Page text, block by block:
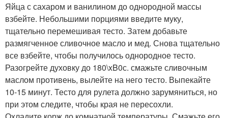
Яйца с сахаром и ванилином до однородной массы
взбейте. Небольшими порциями введите муку,
тщательно перемешивая тесто. Затем добавьте
размягченное сливочное масло и мед. Снова тщательно
все взбейте, чтобы получилось однородное тесто.
Разогрейте духовку до 180\xB0с. смажьте сливочным
маслом противень, вылейте на него тесто. Выпекайте
10-15 минут. Тесто для рулета должно зарумяниться, но
при этом следите, чтобы края не пересохли.